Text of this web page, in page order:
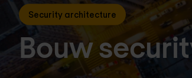
Security architecture
Bouw